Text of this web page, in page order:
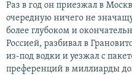
Раз в год он приезжал в
очередную ничего не
более глубоком и
Россией, разбивал в
из‑под водки и уезжал с
преференций в миллиарды